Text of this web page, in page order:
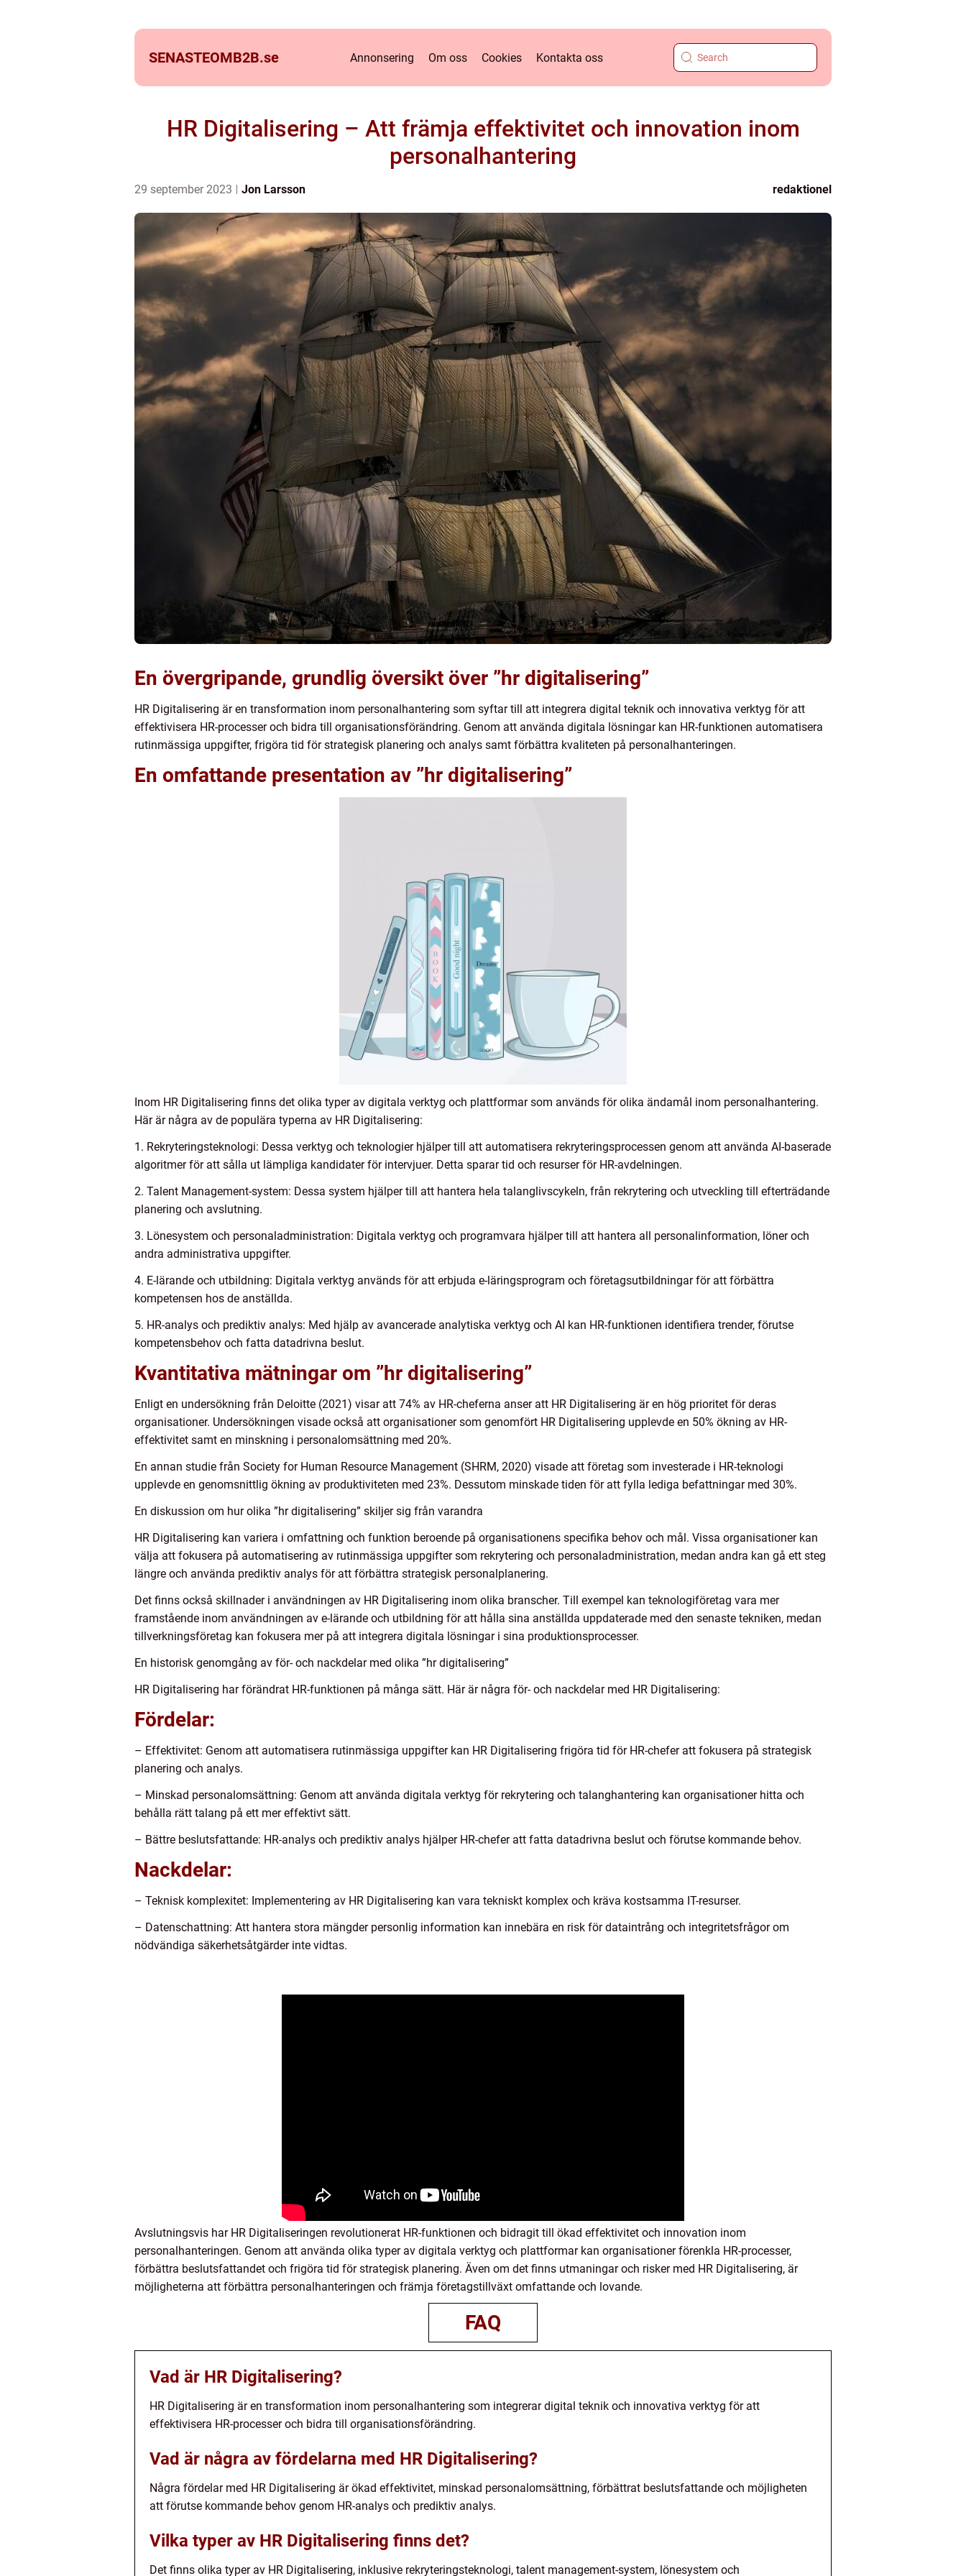
SENASTEOMB2B.se Annonsering Om oss Cookies Kontakta oss
HR Digitalisering – Att främja effektivitet och innovation inom
personalhantering
29 september 2023 Jon Larsson redaktionel
En övergripande, grundlig översikt över ”hr digitalisering”
HR Digitalisering är en transformation inom personalhantering som syftar till att integrera digital teknik och innovativa verktyg för att
effektivisera HR-processer och bidra till organisationsförändring. Genom att använda digitala lösningar kan HR-funktionen automatisera
rutinmässiga uppgifter, frigöra tid för strategisk planering och analys samt förbättra kvaliteten på personalhanteringen.
En omfattande presentation av ”hr digitalisering”
Inom HR Digitalisering finns det olika typer av digitala verktyg och plattformar som används för olika ändamål inom personalhantering.
Här är några av de populära typerna av HR Digitalisering:
1. Rekryteringsteknologi: Dessa verktyg och teknologier hjälper till att automatisera rekryteringsprocessen genom att använda AI-baserade
algoritmer för att sålla ut lämpliga kandidater för intervjuer. Detta sparar tid och resurser för HR-avdelningen.
2. Talent Management-system: Dessa system hjälper till att hantera hela talanglivscykeln, från rekrytering och utveckling till efterträdande
planering och avslutning.
3. Lönesystem och personaladministration: Digitala verktyg och programvara hjälper till att hantera all personalinformation, löner och
andra administrativa uppgifter.
4. E-lärande och utbildning: Digitala verktyg används för att erbjuda e-läringsprogram och företagsutbildningar för att förbättra
kompetensen hos de anställda.
5. HR-analys och prediktiv analys: Med hjälp av avancerade analytiska verktyg och AI kan HR-funktionen identifiera trender, förutse
kompetensbehov och fatta datadrivna beslut.
Kvantitativa mätningar om ”hr digitalisering”
Enligt en undersökning från Deloitte (2021) visar att 74% av HR-cheferna anser att HR Digitalisering är en hög prioritet för deras
organisationer. Undersökningen visade också att organisationer som genomfört HR Digitalisering upplevde en 50% ökning av HR-
effektivitet samt en minskning i personalomsättning med 20%.
En annan studie från Society for Human Resource Management (SHRM, 2020) visade att företag som investerade i HR-teknologi
upplevde en genomsnittlig ökning av produktiviteten med 23%. Dessutom minskade tiden för att fylla lediga befattningar med 30%.
En diskussion om hur olika ”hr digitalisering” skiljer sig från varandra
HR Digitalisering kan variera i omfattning och funktion beroende på organisationens specifika behov och mål. Vissa organisationer kan
välja att fokusera på automatisering av rutinmässiga uppgifter som rekrytering och personaladministration, medan andra kan gå ett steg
längre och använda prediktiv analys för att förbättra strategisk personalplanering.
Det finns också skillnader i användningen av HR Digitalisering inom olika branscher. Till exempel kan teknologiföretag vara mer
framstående inom användningen av e-lärande och utbildning för att hålla sina anställda uppdaterade med den senaste tekniken, medan
tillverkningsföretag kan fokusera mer på att integrera digitala lösningar i sina produktionsprocesser.
En historisk genomgång av för- och nackdelar med olika ”hr digitalisering”
HR Digitalisering har förändrat HR-funktionen på många sätt. Här är några för- och nackdelar med HR Digitalisering:
Fördelar:
– Effektivitet: Genom att automatisera rutinmässiga uppgifter kan HR Digitalisering frigöra tid för HR-chefer att fokusera på strategisk
planering och analys.
– Minskad personalomsättning: Genom att använda digitala verktyg för rekrytering och talanghantering kan organisationer hitta och
behålla rätt talang på ett mer effektivt sätt.
– Bättre beslutsfattande: HR-analys och prediktiv analys hjälper HR-chefer att fatta datadrivna beslut och förutse kommande behov.
Nackdelar:
– Teknisk komplexitet: Implementering av HR Digitalisering kan vara tekniskt komplex och kräva kostsamma IT-resurser.
– Datenschattning: Att hantera stora mängder personlig information kan innebära en risk för dataintrång och integritetsfrågor om
nödvändiga säkerhetsåtgärder inte vidtas.
Avslutningsvis har HR Digitaliseringen revolutionerat HR-funktionen och bidragit till ökad effektivitet och innovation inom
personalhanteringen. Genom att använda olika typer av digitala verktyg och plattformar kan organisationer förenkla HR-processer,
förbättra beslutsfattandet och frigöra tid för strategisk planering. Även om det finns utmaningar och risker med HR Digitalisering, är
möjligheterna att förbättra personalhanteringen och främja företagstillväxt omfattande och lovande.
FAQ
Vad är HR Digitalisering?
HR Digitalisering är en transformation inom personalhantering som integrerar digital teknik och innovativa verktyg för att
effektivisera HR-processer och bidra till organisationsförändring.
Vad är några av fördelarna med HR Digitalisering?
Några fördelar med HR Digitalisering är ökad effektivitet, minskad personalomsättning, förbättrat beslutsfattande och möjligheten
att förutse kommande behov genom HR-analys och prediktiv analys.
Vilka typer av HR Digitalisering finns det?
Det finns olika typer av HR Digitalisering, inklusive rekryteringsteknologi, talent management-system, lönesystem och